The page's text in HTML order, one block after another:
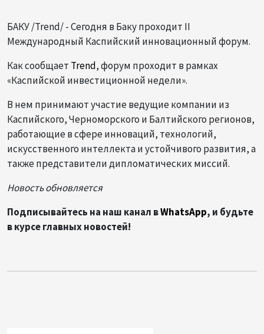
БАКУ /Trend/ - Сегодня в Баку проходит II
Международный Каспийский инновационный форум.
Как сообщает Trend, форум проходит в рамках
«Каспийской инвестиционной недели».
В нем принимают участие ведущие компании из
Каспийского, Черноморского и Балтийского регионов,
работающие в сфере инноваций, технологий,
искусственного интеллекта и устойчивого развития, а
также представители дипломатических миссий.
Новость обновляется
Подписывайтесь на наш канал вWhatsApp, и будьте
в курсе главных новостей!